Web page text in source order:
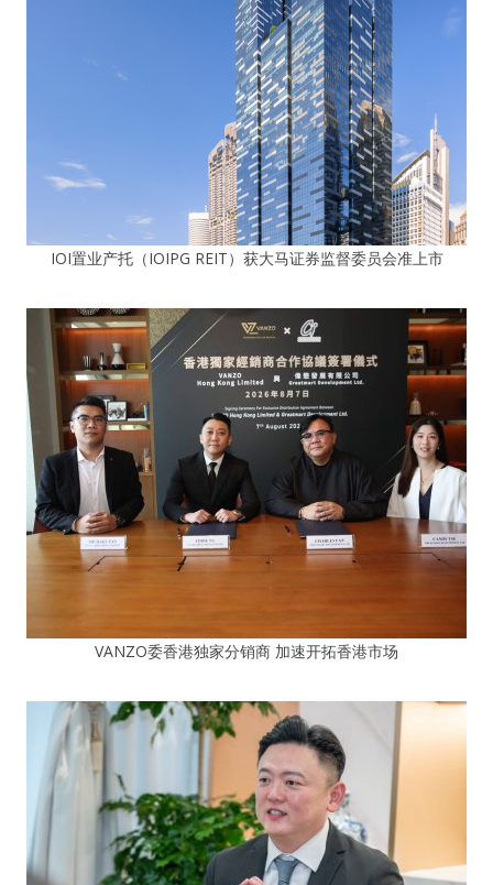
IOI置业产托（IOIPG REIT）获大马证券监督委员会准上市
VANZO委香港独家分销商 加速开拓香港市场